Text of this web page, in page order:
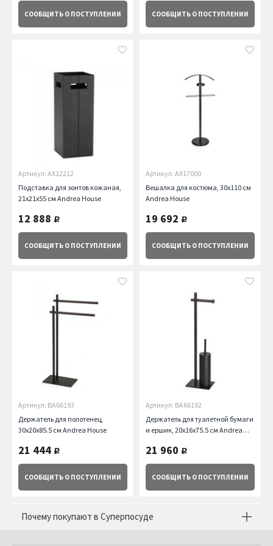
СООБЩИТЬ О ПОСТУПЛЕНИИ СООБЩИТЬ О ПОСТУПЛЕНИИ
Артикул: AX12212
Подставка для зонтов кожаная,
21х21х55 см Andrea House
12 888 руб.
СООБЩИТЬ О ПОСТУПЛЕНИИ
Артикул: AX17000
Вешалка для костюма, 30х110 см
Andrea House
19 692 руб.
СООБЩИТЬ О ПОСТУПЛЕНИИ
Артикул: BA66193
Держатель для полотенец,
30х20х85.5 см Andrea House
21 444 руб.
СООБЩИТЬ О ПОСТУПЛЕНИИ
Артикул: BA66192
Держатель для туалетной бумаги
и ершик, 20х16х75.5 см Andrea
21 960 руб.
СООБЩИТЬ О ПОСТУПЛЕНИИ
Почему покупают в Суперпосуде